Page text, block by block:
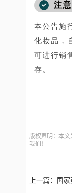
注意
本公告施
化妆品，
可进行销
存。
版权声明：本文
我们！
上一篇：